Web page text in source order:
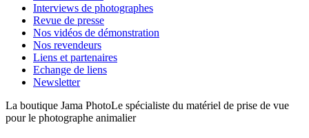
Interviews de photographes
Revue de presse
Nos vidéos de démonstration
Nos revendeurs
Liens et partenaires
Echange de liens
Newsletter
La boutique Jama PhotoLe spécialiste du matériel de prise de vue
pour le photographe animalier